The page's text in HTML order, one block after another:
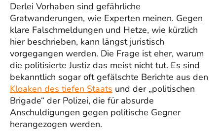
Derlei Vorhaben sind gefährliche
Gratwanderungen, wie Experten meinen. Gegen
klare Falschmeldungen und Hetze, wie kürzlich
hier beschrieben, kann längst juristisch
vorgegangen werden. Die Frage ist eher, warum
die politisierte Justiz das meist nicht tut. Es sind
bekanntlich sogar oft gefälschte Berichte aus den
Kloaken des tiefen Staats und der „politischen
Brigade“ der Polizei, die für absurde
Anschuldigungen gegen politische Gegner
herangezogen werden.